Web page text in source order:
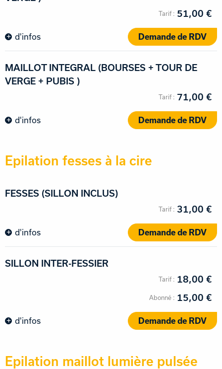
51,00 €
d'infos Demande de RDV
MAILLOT INTEGRAL (BOURSES + TOUR DE
VERGE + PUBIS )
71,00 €
d'infos Demande de RDV
Epilation fesses à la cire
FESSES (SILLON INCLUS)
31,00 €
d'infos Demande de RDV
SILLON INTER-FESSIER
18,00 €
15,00 €
d'infos Demande de RDV
Epilation maillot lumière pulsée